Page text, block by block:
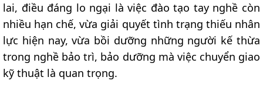
lai, điều đáng lo ngại là việc đào tạo tay nghề còn
nhiều hạn chế, vừa giải quyết tình trạng thiếu nhân
lực hiện nay, vừa bồi dưỡng những người kế thừa
trong nghề bảo trì, bảo dưỡng mà việc chuyển giao
kỹ thuật là quan trọng.